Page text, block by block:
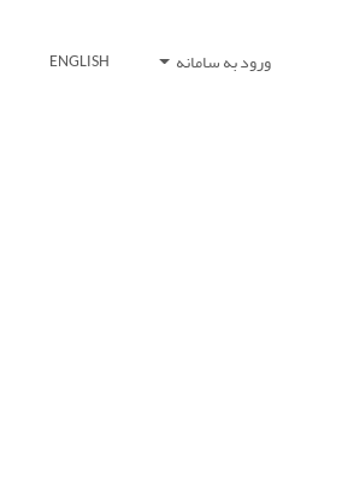
ورود به سامانه ENGLISH